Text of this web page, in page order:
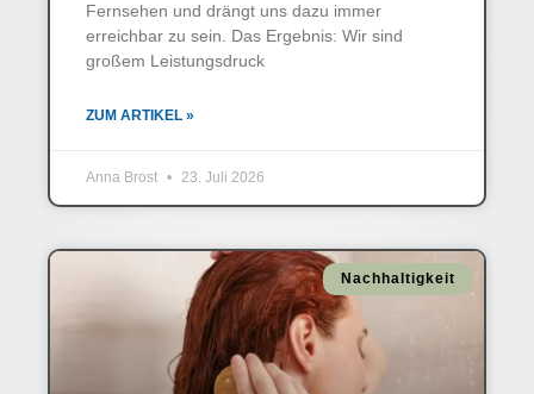
Fernsehen und drängt uns dazu immer
erreichbar zu sein. Das Ergebnis: Wir sind
großem Leistungsdruck
ZUM ARTIKEL »
Anna Brost 23. Juli 2026
Nachhaltigkeit